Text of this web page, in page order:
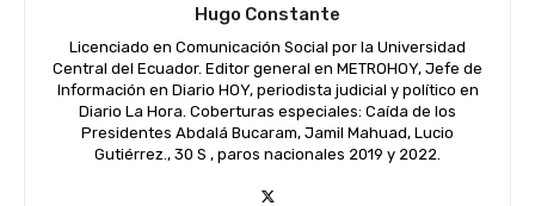
Hugo Constante
Licenciado en Comunicación Social por la Universidad
Central del Ecuador. Editor general en METROHOY, Jefe de
Información en Diario HOY, periodista judicial y político en
Diario La Hora. Coberturas especiales: Caída de los
Presidentes Abdalá Bucaram, Jamil Mahuad, Lucio
Gutiérrez., 30 S , paros nacionales 2019 y 2022.